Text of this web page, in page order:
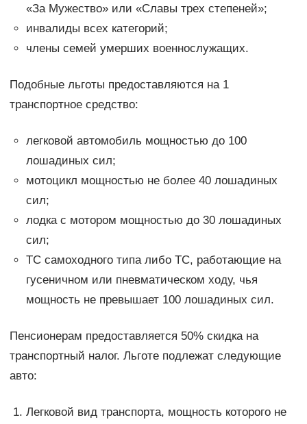
«За Мужество» или «Славы трех степеней»;
инвалиды всех категорий;
члены семей умерших военнослужащих.
Подобные льготы предоставляются на 1
транспортное средство:
легковой автомобиль мощностью до 100
лошадиных сил;
мотоцикл мощностью не более 40 лошадиных
сил;
лодка с мотором мощностью до 30 лошадиных
сил;
ТС самоходного типа либо ТС, работающие на
гусеничном или пневматическом ходу, чья
мощность не превышает 100 лошадиных сил.
Пенсионерам предоставляется 50% скидка на
транспортный налог. Льготе подлежат следующие
авто:
Легковой вид транспорта, мощность которого не